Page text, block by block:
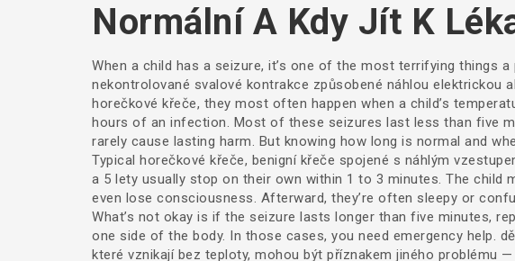
Normální A Kdy Jít K
When a child has a seizure, it’s one of the most terrifying things a
nekontrolované svalové kontrakce způsobené náhlou elektrickou
horečkové křeče, they most often happen when a child’s
hours of an infection. Most of these seizures last less than five
rarely cause lasting harm. But knowing how long is normal and
Typical horečkové křeče, benigní křeče spojené s náhlým
a 5 lety usually stop on their own within 1 to 3 minutes. The child
even lose consciousness. Afterward, they’re often sleepy or
What’s not okay is if the seizure lasts longer than five minutes,
one side of the body. In those cases, you need emergency help.
které vznikají bez teploty, mohou být příznakem jiného problému —